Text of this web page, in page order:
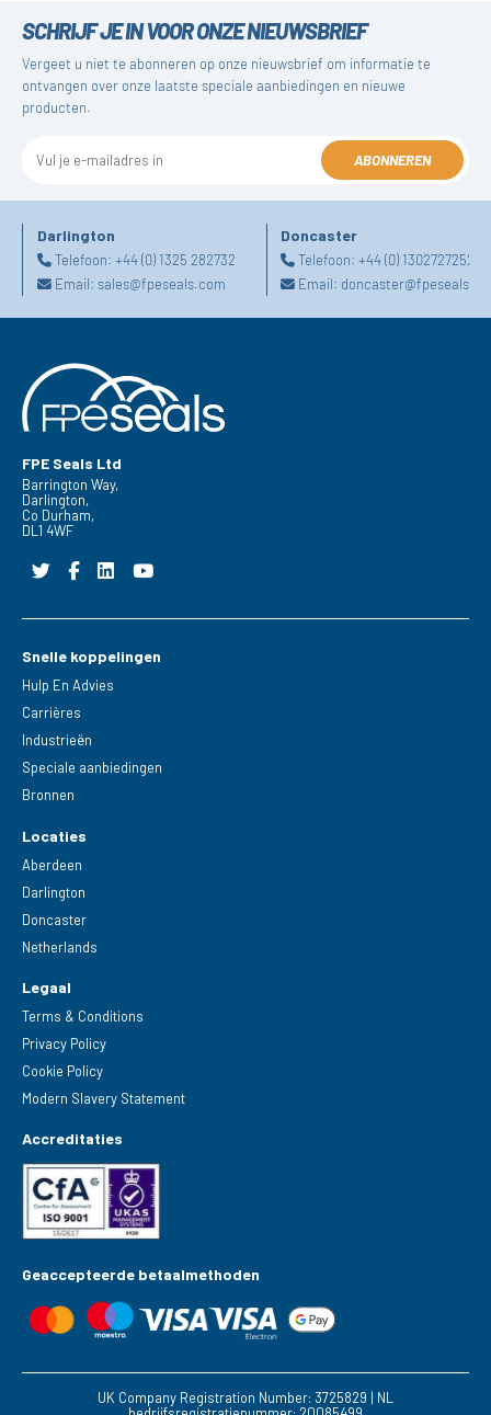
SCHRIJF JE IN VOOR ONZE NIEUWSBRIEF
Vergeet u niet te abonneren op onze nieuwsbrief om informatie te
ontvangen over onze laatste speciale aanbiedingen en nieuwe
producten.
ABONNEREN
Darlington
Telefoon: +44 (0) 1325 282732
Email: sales@fpeseals.com
Doncaster
Telefoon:+44 (0) 1302727252
Email:
FPE Seals Ltd
Barrington Way,
Darlington,
Co Durham,
DL1 4WF
Snelle koppelingen
Hulp En Advies
Carrières
Industrieën
Speciale aanbiedingen
Bronnen
Locaties
Aberdeen
Darlington
Doncaster
Netherlands
Legaal
Terms & Conditions
Privacy Policy
Cookie Policy
Modern Slavery Statement
Accreditaties
Geaccepteerde betaalmethoden
UK Company Registration Number: 3725829 | NL